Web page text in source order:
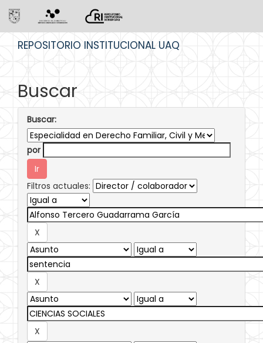
REPOSITORIO INSTITUCIONAL UAQ
Buscar
Buscar:
por
Filtros actuales: